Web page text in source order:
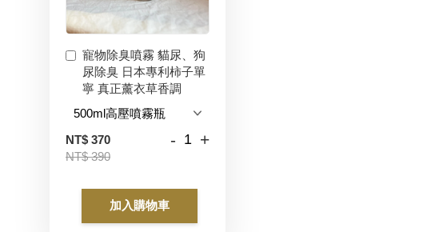
寵物除臭噴霧 貓尿、狗
尿除臭 日本專利柿子單
寧 真正薰衣草香調
NT$ 370
NT$ 390
- +
加入購物車